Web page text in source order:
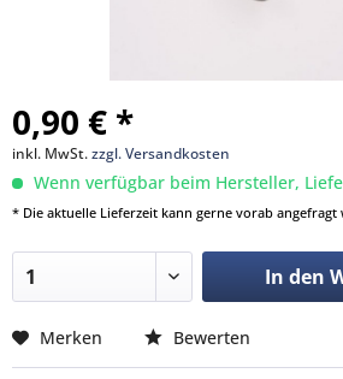
0,90 € *
inkl. MwSt.zzgl. Versandkosten
Wenn verfügbar beim Hersteller,
* Die aktuelle Lieferzeit kann gerne vorab angefragt
In den
Merken Bewerten